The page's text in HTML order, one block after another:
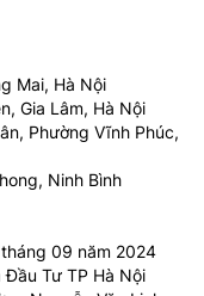
Mai, Hà Nội
Gia Lâm, Hà Nội
Phường Vĩnh Phúc,
Ninh Bình
09 năm 2024
Đầu Tư TP Hà Nội